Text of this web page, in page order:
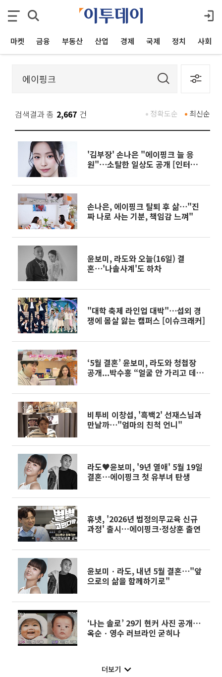
마켓 금융 부동산 산업 경제 국제 정치 사회
검색결과 총 2,667 건 최신순
정확도순
'김부장' 손나은 "에이핑크 늘 응
원"⋯소탈한 일상도 공개 [인터뷰
손나은, 에이핑크 탈퇴 후 삶⋯"진
짜 나로 사는 기분, 책임감 느껴"
윤보미, 라도와 오늘(16일) 결
혼⋯'나솔사계'도 하차
"대학 축제 라인업 대박"⋯섭외 경
쟁에 몸살 앓는 캠퍼스 [이슈크래커]
‘5월 결혼’ 윤보미, 라도와 청첩장
공개...박수홍 “얼굴 안 가리고 데이
비투비 이창섭, '흑백2' 선재스님과
만날까⋯"엄마의 친척 언니"
라도♥윤보미, '9년 열애' 5월 19일
결혼⋯에이핑크 첫 유부녀 탄생
휴넷, '2026년 법정의무교육 신규
과정' 출시…에이핑크·정상훈 출연
윤보미ㆍ라도, 내년 5월 결혼⋯"앞
으로의 삶을 함께하기로"
‘나는 솔로’ 29기 현커 사진 공개⋯
옥순ㆍ영수 러브라인 굳히나
더보기